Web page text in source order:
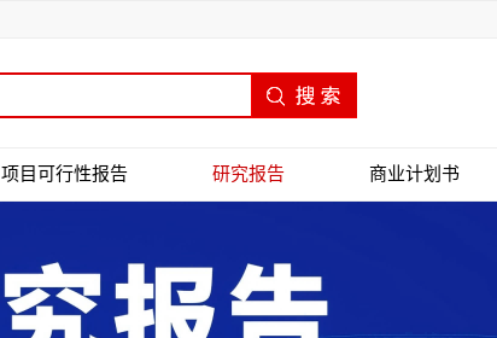
项目可行性报告 研究报告 商业计划书